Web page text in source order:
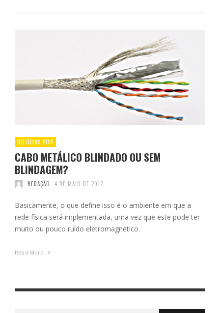
NOTÍCIAS PISP
CABO METÁLICO BLINDADO OU SEM
BLINDAGEM?
REDAÇÃO 4 DE MAIO DE 2017
Basicamente, o que define isso é o ambiente em que a
rede física será implementada, uma vez que este pode ter
muito ou pouco ruído eletromagnético.
Read More